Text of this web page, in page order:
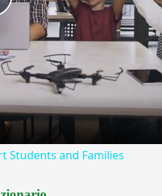
Students and Families